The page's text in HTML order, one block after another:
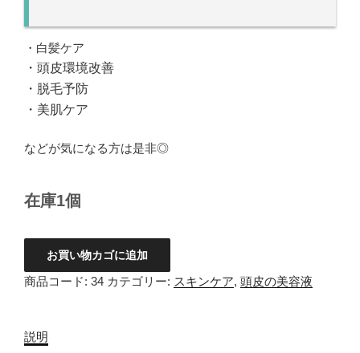
・白髪ケア
・頭皮環境改善
・脱毛予防
・美肌ケア
などが気になる方は是非◎
在庫1個
【HUE
ア】
ル
お買い物カゴに追加
商品コード: 34 カテゴリー: スキンケア, 頭皮の美容液
説明